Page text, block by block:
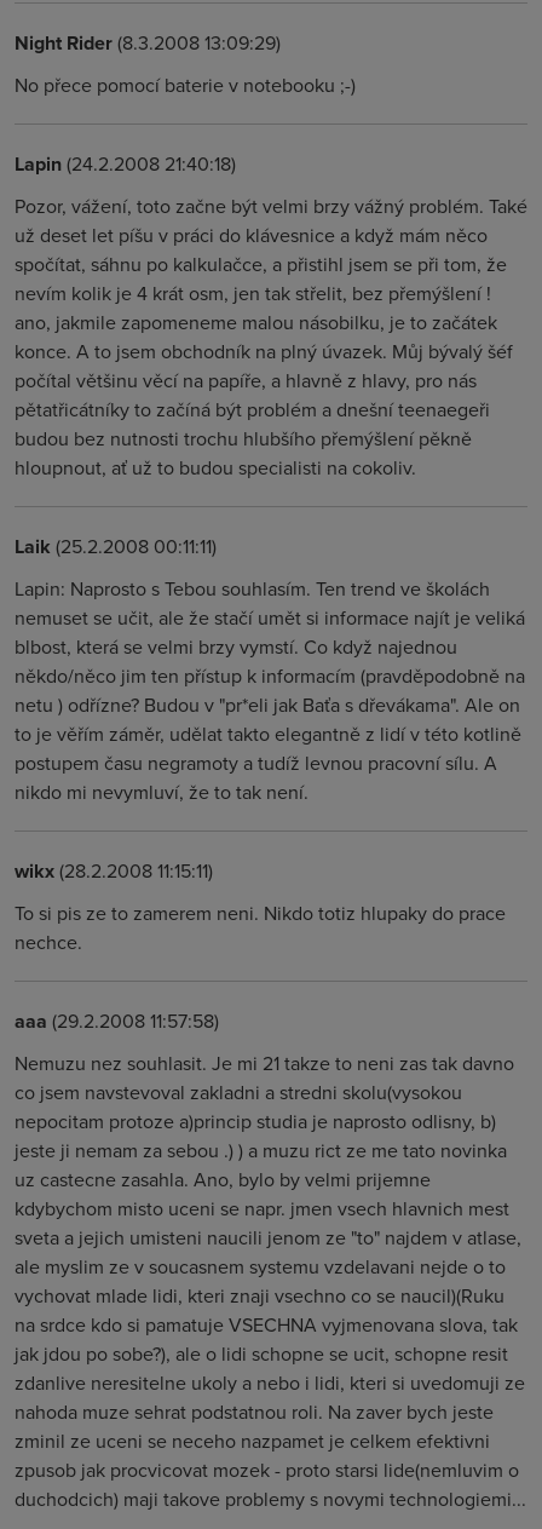
Night Rider(8.3.2008 13:09:29)
No přece pomocí baterie v notebooku ;-)
Lapin(24.2.2008 21:40:18)
Pozor, vážení, toto začne být velmi brzy vážný problém. Také
už deset let píšu v práci do klávesnice a když mám něco
spočítat, sáhnu po kalkulačce, a přistihl jsem se při tom, že
nevím kolik je 4 krát osm, jen tak střelit, bez přemýšlení !
ano, jakmile zapomeneme malou násobilku, je to začátek
konce. A to jsem obchodník na plný úvazek. Můj bývalý šéf
počítal většinu věcí na papíře, a hlavně z hlavy, pro nás
pětatřicátníky to začíná být problém a dnešní teenaegeři
budou bez nutnosti trochu hlubšího přemýšlení pěkně
hloupnout, ať už to budou specialisti na cokoliv.
Laik (25.2.2008 00:11:11)
Lapin: Naprosto s Tebou souhlasím. Ten trend ve školách
nemuset se učit, ale že stačí umět si informace najít je veliká
blbost, která se velmi brzy vymstí. Co když najednou
někdo/něco jim ten přístup k informacím (pravděpodobně na
netu ) odřízne? Budou v "pr*eli jak Baťa s dřevákama". Ale on
to je věřím záměr, udělat takto elegantně z lidí v této kotlině
postupem času negramoty a tudíž levnou pracovní sílu. A
nikdo mi nevymluví, že to tak není.
wikx(28.2.2008 11:15:11)
To si pis ze to zamerem neni. Nikdo totiz hlupaky do prace
nechce.
aaa (29.2.2008 11:57:58)
Nemuzu nez souhlasit. Je mi 21 takze to neni zas tak davno
co jsem navstevoval zakladni a stredni skolu(vysokou
nepocitam protoze a)princip studia je naprosto odlisny, b)
jeste ji nemam za sebou .) ) a muzu rict ze me tato novinka
uz castecne zasahla. Ano, bylo by velmi prijemne
kdybychom misto uceni se napr. jmen vsech hlavnich mest
sveta a jejich umisteni naucili jenom ze "to" najdem v atlase,
ale myslim ze v soucasnem systemu vzdelavani nejde o to
vychovat mlade lidi, kteri znaji vsechno co se naucil)(Ruku
na srdce kdo si pamatuje VSECHNA vyjmenovana slova, tak
jak jdou po sobe?), ale o lidi schopne se ucit, schopne resit
zdanlive neresitelne ukoly a nebo i lidi, kteri si uvedomuji ze
nahoda muze sehrat podstatnou roli. Na zaver bych jeste
zminil ze uceni se neceho nazpamet je celkem efektivni
zpusob jak procvicovat mozek - proto starsi lide(nemluvim o
duchodcich) maji takove problemy s novymi technologiemi...